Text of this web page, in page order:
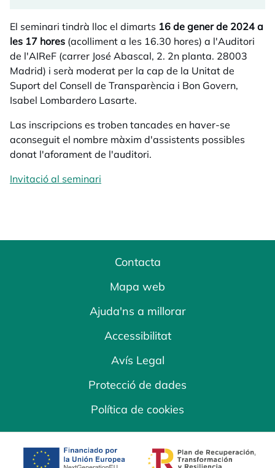
El seminari tindrà lloc el dimarts 16 de gener de 2024 a
les 17 hores (acolliment a les 16.30 hores) a l'Auditori
de l'AIReF (carrer José Abascal, 2. 2n planta. 28003
Madrid) i serà moderat per la cap de la Unitat de
Suport del Consell de Transparència i Bon Govern,
Isabel Lombardero Lasarte.
Las inscripcions es troben tancades en haver-se
aconseguit el nombre màxim d'assistents possibles
donat l'aforament de l'auditori.
​Invitació al seminari
Contacta
Mapa web
Ajuda'ns a millorar
Accessibilitat
Avís Legal
Protecció de dades
Política de cookies
opens in a new tab opens in a new